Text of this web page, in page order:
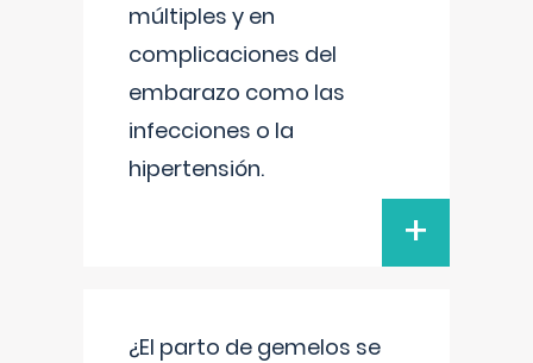
múltiples y en
complicaciones del
embarazo como las
infecciones o la
hipertensión.
+
¿El parto de gemelos se